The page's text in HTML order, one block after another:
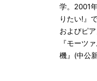
学。2001
りたい!』
およびピ
『モーツ
機』(中公